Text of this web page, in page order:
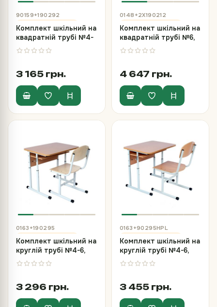
90159+190292
Комплект шкільний на
квадратній трубі №4-
6, стіл та стілець Т-
подібний
3 165 грн.
0148+2Х190212
Комплект шкільний на
квадратній трубі №6,
стіл та 2 стільці
полозкових
4 647 грн.
0163+190295
Комплект шкільний на
круглій трубі №4-6,
стіл та стілець
3 296 грн.
0163+90295HPL
Комплект шкільний на
круглій трубі №4-6,
стіл та стілець з HPL
3 455 грн.